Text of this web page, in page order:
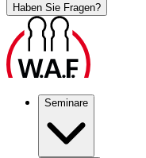
Haben Sie Fragen?
Seminare